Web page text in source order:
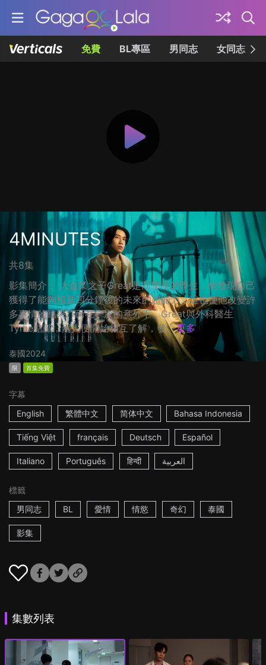
免費 BL專區 男同志 女同志
4MINUTES
共8集
影集簡介： 大企業之子Great是商學院的學生，他發現自己
獲得了能夠預見四分鐘後的未來的超能力，這也使他改變許
多事情的結果。而在一次的意外下，Great與外科醫生
Tyme結識，兩人便開始相互了解，發... 更多
泰國2024
限 首集免費
字幕
English
繁體中文 简体中文 Bahasa Indonesia
Tiếng Việt français Deutsch Español
Italiano Português हिन्दी العربية
標籤
男同志
BL 愛情 情慾 奇幻 泰國
影集
集數列表